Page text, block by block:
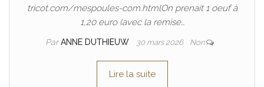
tricot.com/mespoules-com.htmlOn prenait 1 oeuf à
1,20 euro (avec la remise…
ParANNE DUTHIEUW 30 mars 2026 Non
Lire la suite